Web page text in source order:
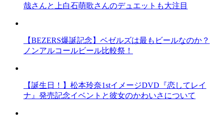
哉さんと上白石萌歌さんのデュエットも大注目
【BEZERS爆誕記念】ベゼルズは最もビールなのか？
ノンアルコールビール比較祭！
【誕生日！】松本玲奈1stイメージDVD『恋してレイ
ナ』発売記念イベントと彼女のかわいさについて